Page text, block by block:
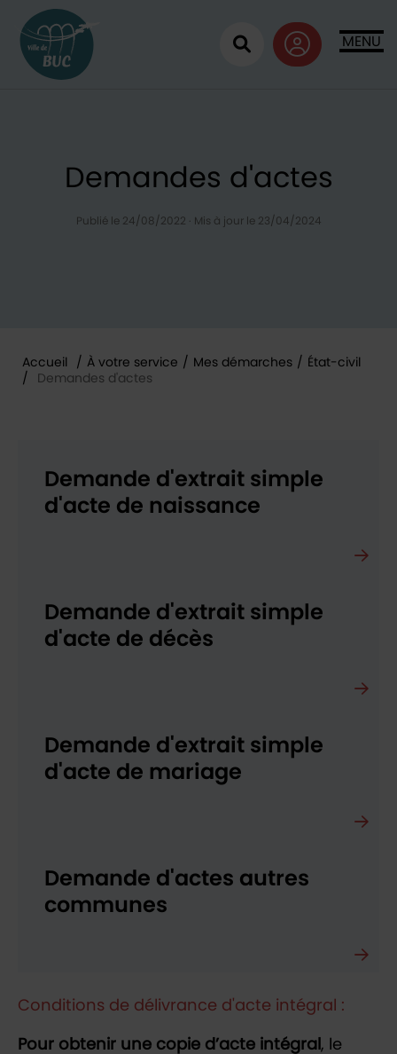
MENU
Ouvrir la
Demandes d'actes
Publié le 24/08/2022 · Mis à jour le 23/04/2024
Accueil / À votre service / Mes démarches /
État-civil
/
Demandes d'actes
Demande d'extrait simple
d'acte de naissance
Demande d'extrait simple
d'acte de décès
Demande d'extrait simple
d'acte de mariage
Demande d'actes autres
communes
Conditions de délivrance d'acte intégral :
Pour obtenir une copie d’acte intégral , le